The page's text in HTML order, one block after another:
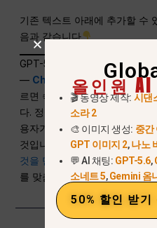
기존 텍스트 아래에 추가할 수
음과 같습니다
GPT-5.1이 계속해서 순조롭게
— ChatGPT 5.2— 이미 지평
르면 속도, 추론 능력, 안정성
다. 정식 출시되면,
용자가 설정 지연 없이 즉시 업
것입니다. 또한 다음을 사용할
것을 만들어 보세요ChatGPT
를 맞춤형 AI 요약으로 만들어
올인원
🎬 동영상 제작: 시댄
소라 2
🎨 이미지 생성: 중간
GPT 이미지 2,나노
💬 AI 채팅: GPT-5.6,
소네트 5,Gemini 옴
50% 할인 받기